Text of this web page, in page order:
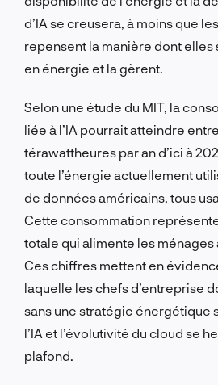
d’IA se creusera, à moins que
repensent la manière dont elles
en énergie et la gèrent.
Selon une étude du MIT, la
liée à l’IA pourrait atteindre
térawattheures par an d’ici à
toute l’énergie actuellement
de données américains, tous
Cette consommation
totale qui alimente les ménages
Ces chiffres mettent en
laquelle les chefs d’entreprise
sans une stratégie énergétique
l’IA et l’évolutivité du cloud se
plafond.